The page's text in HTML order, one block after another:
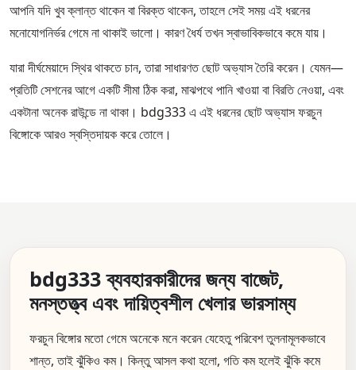
আপনি যদি খুব ক্লান্ত থাকেন বা বিরক্ত থাকেন, তাহলে সেই সময় এই ধরনের
মনোযোগনির্ভর গেমে না থাকাই ভালো। কারণ ধৈর্য তখন স্বাভাবিকভাবে কমে যায়।
যারা দীর্ঘমেয়াদে স্থির থাকতে চান, তারা সাধারণত ছোট অভ্যাস তৈরি করেন। যেমন—
প্রতিটি সেশনের আগে একটি সীমা ঠিক করা, মাঝপথে পানি খাওয়া বা বিরতি নেওয়া, এবং
একটানা অনেক রাউন্ডে না থাকা। bdg333 এ এই ধরনের ছোট অভ্যাস ফরচুন
বিঙ্গোকে আরও স্বস্তিদায়ক করে তোলে।
bdg333 ব্যবহারকারীদের জন্য বাজেট,
মনস্তত্ত্ব এবং দায়িত্বশীল খেলার ভারসাম্য
ফরচুন বিঙ্গোর মতো গেমে অনেকে মনে করেন যেহেতু পরিবেশ তুলনামূলকভাবে
শান্ত, তাই ঝুঁকিও কম। কিন্তু আসল কথা হলো, গতি কম হলেই ঝুঁকি কমে